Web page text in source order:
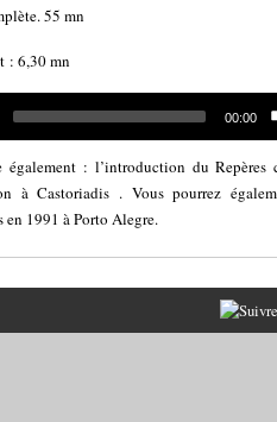
55 mn
: 6,30 mn
Total
00:00
également : l’introduction du Repères
à Castoriadis . Vous pourrez
en 1991 à Porto Alegre.